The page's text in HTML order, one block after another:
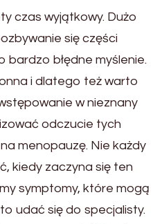
czas wyjątkowy. Dużo
się części
bardzo błędne myślenie.
i dlatego też warto
w nieznany
odczucie tych
menopauzę. Nie każdy
kiedy zaczyna się ten
symptomy, które mogą
udać się do specjalisty.